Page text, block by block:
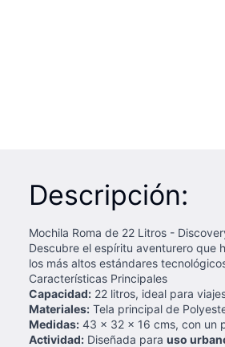
Descripción:
Mochila Roma de 22 Litros -
Descubre el espíritu aventurero que
los más altos estándares
Características Principales
Capacidad: 22 litros, ideal para
Materiales: Tela principal de
Medidas: 43 x 32 x 16 cms, con un
Actividad: Diseñada para uso